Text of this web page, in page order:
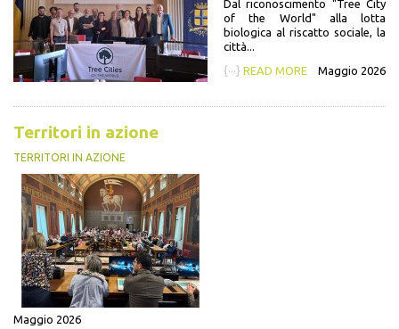
Dal riconoscimento "Tree City
of the World" alla lotta
biologica al riscatto sociale, la
città...
{···} READ MORE Maggio 2026
Territori in azione
TERRITORI IN AZIONE
Maggio 2026